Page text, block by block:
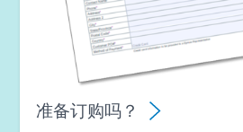
准备订购吗？